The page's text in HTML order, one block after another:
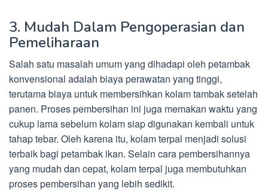
3. Mudah Dalam Pengoperasian dan
Pemeliharaan
Salah satu masalah umum yang dihadapi oleh petambak
konvensional adalah biaya perawatan yang tinggi,
terutama biaya untuk membersihkan kolam tambak setelah
panen. Proses pembersihan ini juga memakan waktu yang
cukup lama sebelum kolam siap digunakan kembali untuk
tahap tebar. Oleh karena itu, kolam terpal menjadi solusi
terbaik bagi petambak ikan. Selain cara pembersihannya
yang mudah dan cepat, kolam terpal juga membutuhkan
proses pembersihan yang lebih sedikit.